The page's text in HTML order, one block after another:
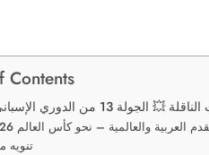
Contents
من الدوري الإسباني 2025
العربية والعالمية – نحو كأس العالم 2026
تنويه